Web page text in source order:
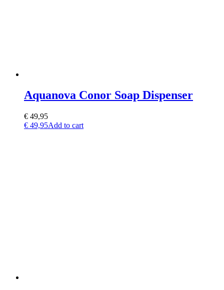
Aquanova Conor Soap Dispenser
€ 49,95
€ 49,95Add to cart